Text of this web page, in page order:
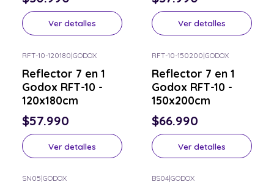
Ver detalles Ver detalles
RFT-10-120180|GODOX
Reflector 7 en 1
Godox RFT-10 -
120x180cm
$57.990
Ver detalles
RFT-10-150200|GODOX
Reflector 7 en 1
Godox RFT-10 -
150x200cm
$66.990
Ver detalles
SN05|GODOX BS04|GODOX